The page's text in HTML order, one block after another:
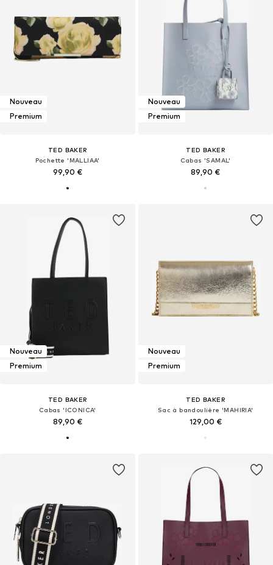
Nouveau
Premium
TED BAKER
Pochette 'MALLIAA'
99,90 €
Nouveau
Premium
TED BAKER
Cabas 'SAMAL'
89,90 €
Nouveau
Premium
TED BAKER
Cabas 'ICONICA'
89,90 €
Nouveau
Premium
TED BAKER
Sac à bandoulière 'MAHIRIA'
129,00 €